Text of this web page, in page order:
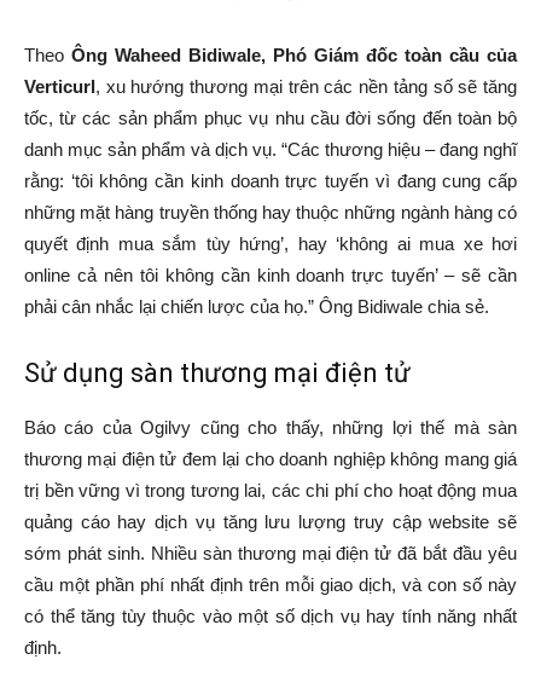
Theo Ông Waheed Bidiwale, Phó Giám đốc toàn cầu của
Verticurl, xu hướng thương mại trên các nền tảng số sẽ tăng
tốc, từ các sản phẩm phục vụ nhu cầu đời sống đến toàn bộ
danh mục sản phẩm và dịch vụ. “Các thương hiệu – đang nghĩ
rằng: ‘tôi không cần kinh doanh trực tuyến vì đang cung cấp
những mặt hàng truyền thống hay thuộc những ngành hàng có
quyết định mua sắm tùy hứng’, hay ‘không ai mua xe hơi
online cả nên tôi không cần kinh doanh trực tuyến’ – sẽ cần
phải cân nhắc lại chiến lược của họ.” Ông Bidiwale chia sẻ.
Sử dụng sàn thương mại điện tử
Báo cáo của Ogilvy cũng cho thấy, những lợi thế mà sàn
thương mại điện tử đem lại cho doanh nghiệp không mang giá
trị bền vững vì trong tương lai, các chi phí cho hoạt động mua
quảng cáo hay dịch vụ tăng lưu lượng truy cập website sẽ
sớm phát sinh. Nhiều sàn thương mại điện tử đã bắt đầu yêu
cầu một phần phí nhất định trên mỗi giao dịch, và con số này
có thể tăng tùy thuộc vào một số dịch vụ hay tính năng nhất
định.